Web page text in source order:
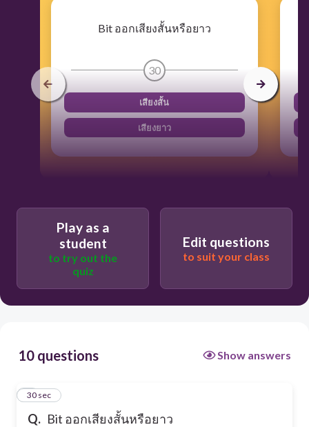
Bit ออกเสียงสั้นหรือยาว
30
เสียงสั้น
เสียงยาว
Play as a
student
to try out the
quiz
Edit questions
to suit your class
10 questions Show answers
Q. Bit ออกเสียงสั้นหรือยาว
1
30 sec